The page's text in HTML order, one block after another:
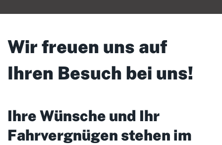
Wir freuen uns auf
Ihren Besuch bei uns!
Ihre Wünsche und Ihr
Fahrvergnügen stehen im